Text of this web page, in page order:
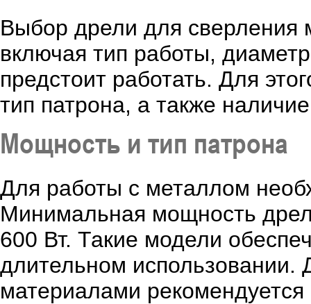
Выбор дрели для сверления
включая тип работы,
предстоит работать. Для
тип патрона, а также
Мощность и тип патрона
Для работы с металлом
Минимальная мощность
600 Вт. Такие модели
длительном
материалами